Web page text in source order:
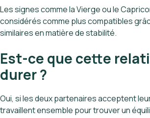
Les signes comme la Vierge ou le
considérés comme plus compatibles
similaires en matière de stabilité.
Est-ce que cette
durer ?
Oui, si les deux partenaires acceptent
travaillent ensemble pour trouver un